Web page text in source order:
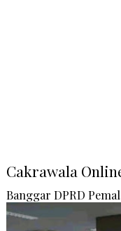
Cakrawala
Banggar DPRD